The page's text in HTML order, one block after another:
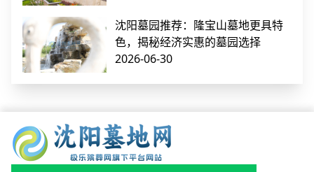
沈阳墓园推荐：隆宝山墓地更具特
色，揭秘经济实惠的墓园选择
2026-06-30